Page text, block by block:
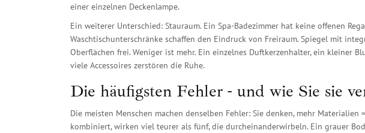
einer einzelnen Deckenlampe.
Ein weiterer Unterschied: Stauraum. Ein Spa-Badezimmer hat keine offenen
Waschtischunterschränke schaffen den Eindruck von Freiraum. Spiegel mit
Oberflächen frei. Weniger ist mehr. Ein einzelnes Duftkerzenhalter, ein kleiner
viele Accessoires zerstören die Ruhe.
Die häufigsten Fehler - und wie Sie sie
Die meisten Menschen machen denselben Fehler: Sie denken, mehr
kombiniert, wirken viel teurer als fünf, die durcheinanderwirbeln. Ein grauer